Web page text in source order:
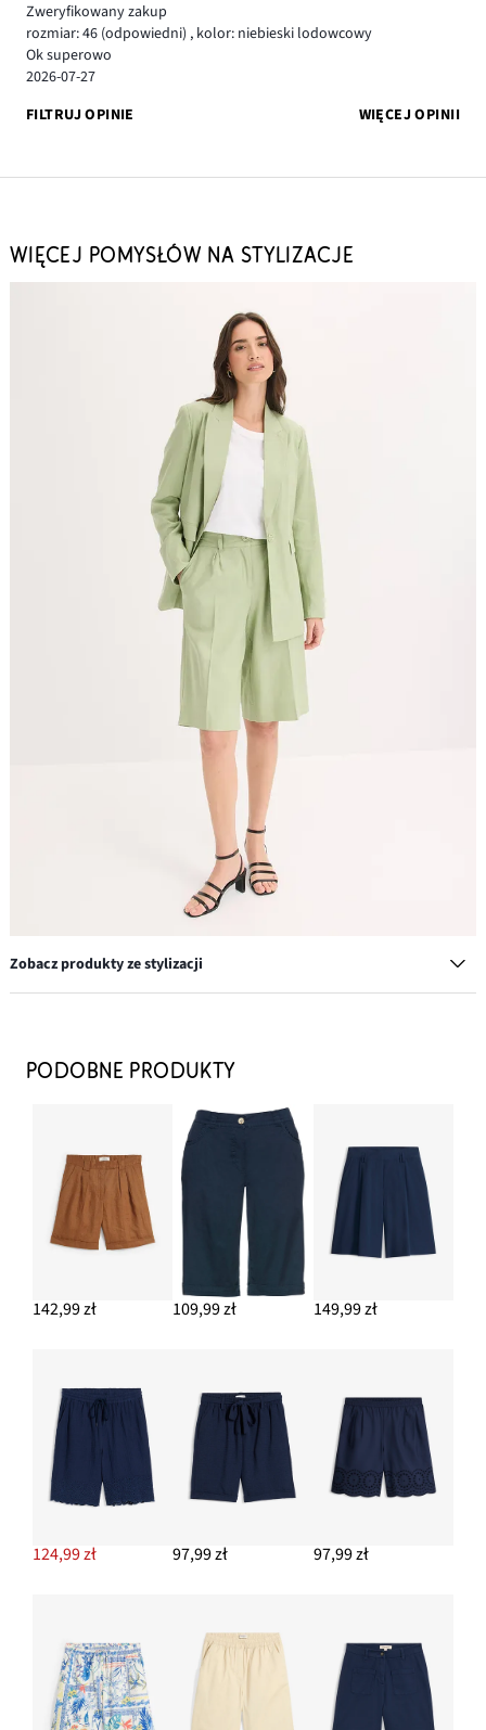
Zweryfikowany zakup
rozmiar: 46 (odpowiedni) , kolor: niebieski lodowcowy
Ok superowo
2026-07-27
FILTRUJ OPINIE
WIĘCEJ OPINII
WIĘCEJ POMYSŁÓW NA STYLIZACJE
Zobacz produkty ze stylizacji
79,99 zł
DODAJ DO KOSZYKA
Bluzka z okrągłym dekoltem (5 szt.)
122,99 zł
DODAJ DO KOSZYKA
Bermudy z mieszanki lnu
64,99 zł
DODAJ DO KOSZYKA
PODOBNE PRODUKTY
142,99 zł 109,99 zł 149,99 zł
124,99 zł 97,99 zł 97,99 zł